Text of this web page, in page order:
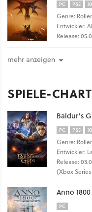
PC PS5
Genre:
Entwickler:
Release:
mehr anzeigen
SPIELE-
Baldur's
PC PS5
Genre:
Entwickler:
Release:
(Xbox
Anno
PC